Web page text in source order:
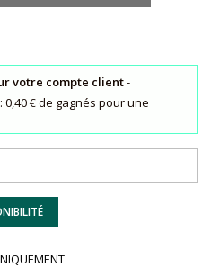
votre compte client-
€ de gagnés pour une